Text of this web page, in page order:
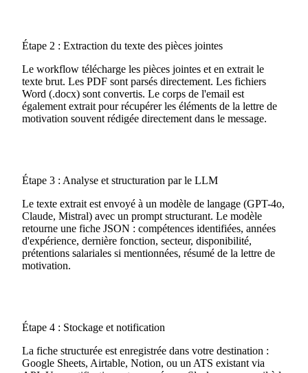
Étape 2 : Extraction du texte des pièces jointes
Le workflow télécharge les pièces jointes et en extrait le
texte brut. Les PDF sont parsés directement. Les fichiers
Word (.docx) sont convertis. Le corps de l'email est
également extrait pour récupérer les éléments de la lettre de
motivation souvent rédigée directement dans le message.
Étape 3 : Analyse et structuration par le LLM
Le texte extrait est envoyé à un modèle de langage (GPT-4o,
Claude, Mistral) avec un prompt structurant. Le modèle
retourne une fiche JSON : compétences identifiées, années
d'expérience, dernière fonction, secteur, disponibilité,
prétentions salariales si mentionnées, résumé de la lettre de
motivation.
Étape 4 : Stockage et notification
La fiche structurée est enregistrée dans votre destination :
Google Sheets, Airtable, Notion, ou un ATS existant via